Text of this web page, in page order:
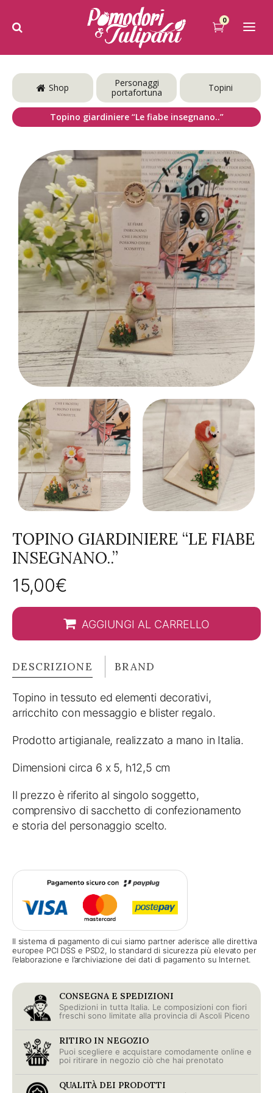
0
Shop
Personaggi
portafortuna
Topini
Topino giardiniere “Le fiabe insegnano..”
TOPINO GIARDINIERE “LE FIABE
INSEGNANO..”
15,00€
AGGIUNGI AL CARRELLO
DESCRIZIONE BRAND
Topino in tessuto ed elementi decorativi,
arricchito con messaggio e blister regalo.
Prodotto artigianale, realizzato a mano in Italia.
Dimensioni circa 6 x 5, h12,5 cm
Il prezzo è riferito al singolo soggetto,
comprensivo di sacchetto di confezionamento
e storia del personaggio scelto.
Il sistema di pagamento di cui siamo partner aderisce alle direttiva
europee PCI DSS e PSD2, lo standard di sicurezza più elevato per
l’elaborazione e l’archiviazione dei dati di pagamento su Internet.
CONSEGNA E SPEDIZIONI
Spedizioni in tutta Italia. Le composizioni con fiori
freschi sono limitate alla provincia di Ascoli Piceno
RITIRO IN NEGOZIO
Puoi scegliere e acquistare comodamente online e
poi ritirare in negozio ciò che hai prenotato
QUALITÀ DEI PRODOTTI